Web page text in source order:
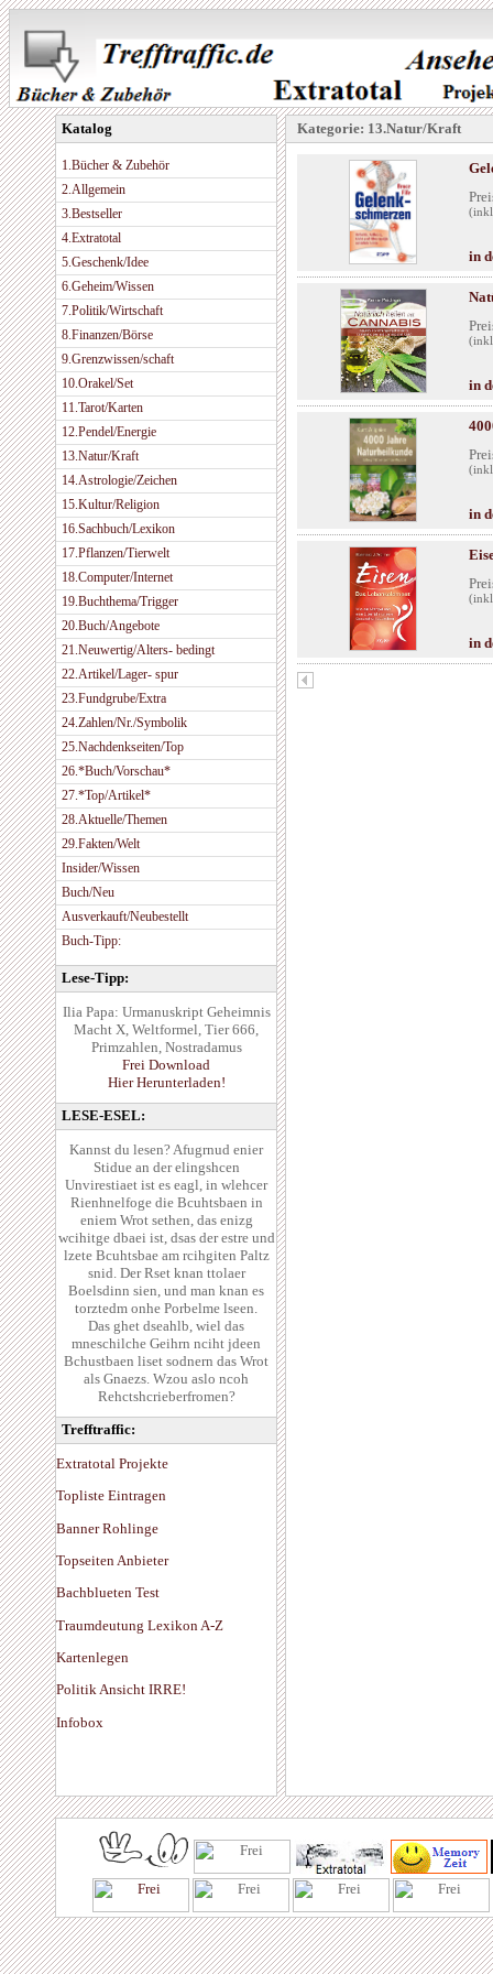
Katalog
1.Bücher & Zubehör
2.Allgemein
3.Bestseller
4.Extratotal
5.Geschenk/Idee
6.Geheim/Wissen
7.Politik/Wirtschaft
8.Finanzen/Börse
9.Grenzwissen/schaft
10.Orakel/Set
11.Tarot/Karten
12.Pendel/Energie
13.Natur/Kraft
14.Astrologie/Zeichen
15.Kultur/Religion
16.Sachbuch/Lexikon
17.Pflanzen/Tierwelt
18.Computer/Internet
19.Buchthema/Trigger
20.Buch/Angebote
21.Neuwertig/Alters- bedingt
22.Artikel/Lager- spur
23.Fundgrube/Extra
24.Zahlen/Nr./Symbolik
25.Nachdenkseiten/Top
26.*Buch/Vorschau*
27.*Top/Artikel*
28.Aktuelle/Themen
29.Fakten/Welt
Insider/Wissen
Buch/Neu
Ausverkauft/Neubestellt
Buch-Tipp:
Lese-Tipp:
Ilia Papa: Urmanuskript Geheimnis
Macht X, Weltformel, Tier 666,
Primzahlen, Nostradamus
Frei Download
Hier Herunterladen!
LESE-ESEL:
Kannst du lesen? Afugrnud enier
Stidue an der elingshcen
Unvirestiaet ist es eagl, in wlehcer
Rienhnelfoge die Bcuhtsbaen in
eniem Wrot sethen, das enizg
wcihitge dbaei ist, dsas der estre und
lzete Bcuhtsbae am rcihgiten Paltz
snid. Der Rset knan ttolaer
Boelsdinn sien, und man knan es
torztedm onhe Porbelme lseen.
Das ghet dseahlb, wiel das
mneschilche Geihrn nciht jdeen
Bchustbaen liset sodnern das Wrot
als Gnaezs. Wzou aslo ncoh
Rehctshcrieberfromen?
Trefftraffic:
Extratotal Projekte
Topliste Eintragen
Banner Rohlinge
Topseiten Anbieter
Bachblueten Test
Traumdeutung Lexikon A-Z
Kartenlegen
Politik Ansicht IRRE!
Infobox
Kategorie: 13.Natur/Kraft
in
in
in
in